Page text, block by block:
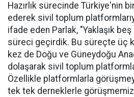
Hazırlık sürecinde Türkiye'nin
ederek sivil toplum
ifade eden Parlak, "Yaklaşık beş
süreci geçirdik. Bu süreçte üç
kez de Doğu ve Güneydoğu
dolaşarak sivil toplum
Özellikle platformlarla
tek tek derneklerle görüşmemiz